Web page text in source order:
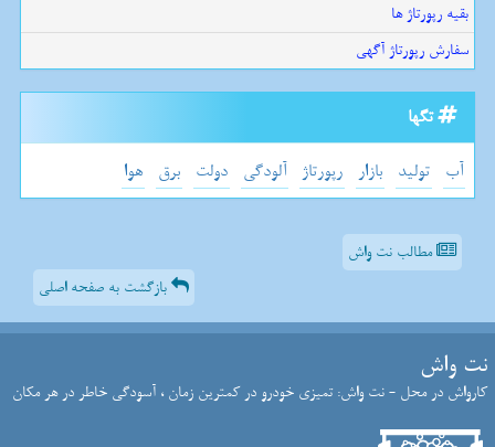
بقیه رپورتاژ ها
سفارش رپورتاژ آگهی
تگها
آب تولید بازار رپورتاژ آلودگی دولت برق هوا
مطالب نت واش
بازگشت به صفحه اصلی
نت واش
کارواش در محل - نت واش: تمیزی خودرو در کمترین زمان ، آسودگی خاطر در هر مکان